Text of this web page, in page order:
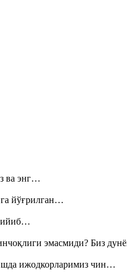
ва энг…
йўғрилган…
эмасмиди? Биз
ижодкорларимиз чин…